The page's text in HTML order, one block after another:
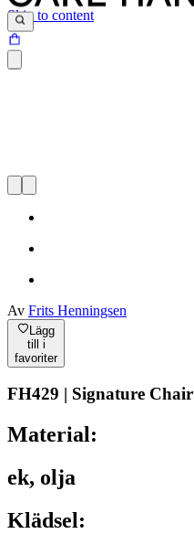
Skip to content
Av Frits Henningsen
Lägg
till i
favoriter
FH429 | Signature Chair
Material:
ek, olja
Klädsel: